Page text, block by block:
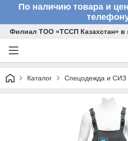
По наличию товара и
Филиал ТОО «ТССП Казахстан» в
Каталог Спецодежда и СИЗ